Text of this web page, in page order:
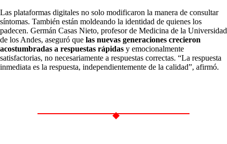
Las plataformas digitales no solo modificaron la manera de consultar
síntomas. También están moldeando la identidad de quienes los
padecen. Germán Casas Nieto, profesor de Medicina de la Universidad
de los Andes, aseguró que las nuevas generaciones crecieron
acostumbradas a respuestas rápidas y emocionalmente
satisfactorias, no necesariamente a respuestas correctas. “La respuesta
inmediata es la respuesta, independientemente de la calidad”, afirmó.